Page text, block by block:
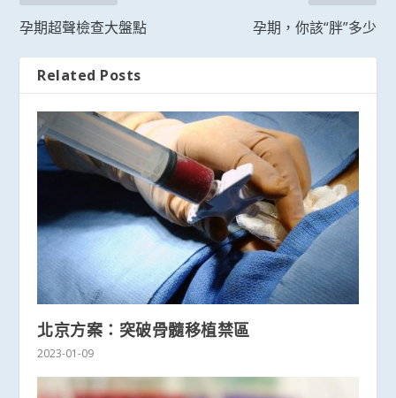
孕期超聲檢查大盤點 孕期，你該“胖”多少
Related Posts
北京方案：突破骨髓移植禁區
2023-01-09